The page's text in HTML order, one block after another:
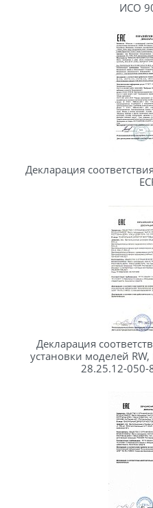
ИСО
Декларация
Декларация
установки моделей RW,
28.25.12-050-